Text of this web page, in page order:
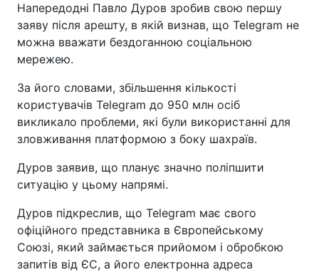
Напередодні Павло Дуров зробив свою першу
заяву після арешту, в якій визнав, що Telegram не
можна вважати бездоганною соціальною
мережею.
За його словами, збільшення кількості
користувачів Telegram до 950 млн осіб
викликало проблеми, які були використанні для
зловживання платформою з боку шахраїв.
Дуров заявив, що планує значно поліпшити
ситуацію у цьому напрямі.
Дуров підкреслив, що Telegram має свого
офіційного представника в Європейському
Союзі, який займається прийомом і обробкою
запитів від ЄС, а його електронна адреса